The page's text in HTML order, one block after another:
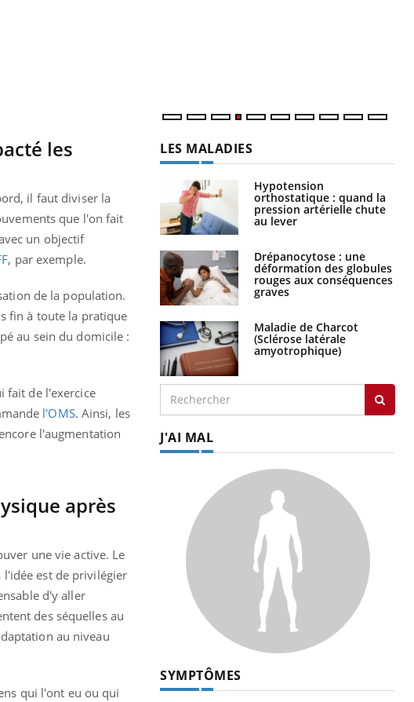
les
il faut diviser la
que l'on fait
un objectif
, par exemple.
de la population.
fin à toute la pratique
au sein du domicile :
fait de l'exercice
l'OMS. Ainsi, les
l'augmentation
après
une vie active. Le
l'idée est de privilégier
d'y aller
des séquelles au
au niveau
qui l'ont eu ou qui
LES MALADIES
Hypotension
orthostatique : quand la
pression artérielle chute
au lever
Drépanocytose : une
déformation des globules
rouges aux conséquences
graves
Maladie de Charcot
(Sclérose latérale
amyotrophique)
J'AI MAL
SYMPTÔMES